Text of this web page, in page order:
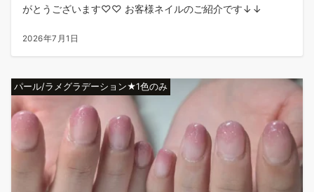
がとうございます♡♡ お客様ネイルのご紹介です↓↓
2026年7月1日
パール/ラメグラデーション★1色のみ